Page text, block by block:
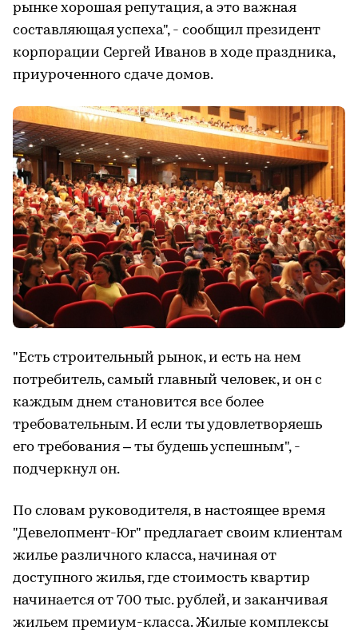
рынке хорошая репутация, а это важная
составляющая успеха", - сообщил президент
корпорации Сергей Иванов в ходе праздника,
приуроченного сдаче домов.
"Есть строительный рынок, и есть на нем
потребитель, самый главный человек, и он с
каждым днем становится все более
требовательным. И если ты удовлетворяешь
его требования – ты будешь успешным", -
подчеркнул он.
По словам руководителя, в настоящее время
"Девелопмент-Юг" предлагает своим клиентам
жилье различного класса, начиная от
доступного жилья, где стоимость квартир
начинается от 700 тыс. рублей, и заканчивая
жильем премиум-класса. Жилые комплексы